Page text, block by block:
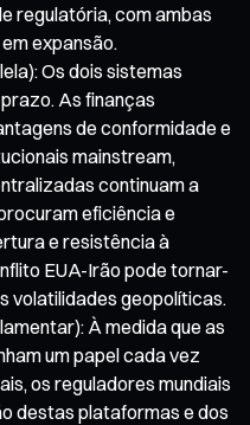
regulatória, com ambas
expansão.
Os dois sistemas
As finanças
de conformidade e
mainstream,
continuam a
eficiência e
e resistência à
EUA-Irão pode tornar-
volatilidades geopolíticas.
À medida que as
um papel cada vez
os reguladores mundiais
destas plataformas e dos